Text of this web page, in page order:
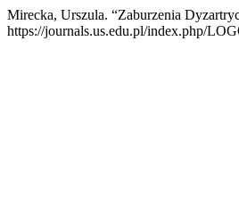
Mirecka, Urszula. “Zaburzenia
https://journals.us.edu.pl/index.php/